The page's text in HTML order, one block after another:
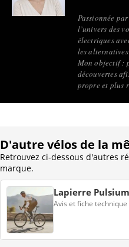
Passionnée
l’univers des
électriques
les
Mon objectif :
découvertes
propre et plus
D'autre vélos de la
Retrouvez ci-dessous d'autres
marque.
Lapierre
Avis et fiche